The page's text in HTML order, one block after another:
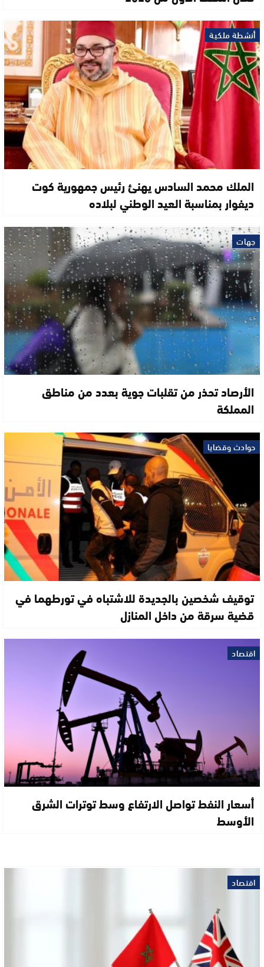
أنشطة ملكية
الملك محمد السادس يهنئ رئيس جمهورية كوت
ديفوار بمناسبة العيد الوطني لبلاده
جهات
الأرصاد تحذر من تقلبات جوية بعدد من مناطق
المملكة
حوادث وقضايا
توقيف شخصين بالجديدة للاشتباه في تورطهما في
قضية سرقة من داخل المنازل
اقتصاد
أسعار النفط تواصل الارتفاع وسط توترات الشرق
الأوسط
اقتصاد